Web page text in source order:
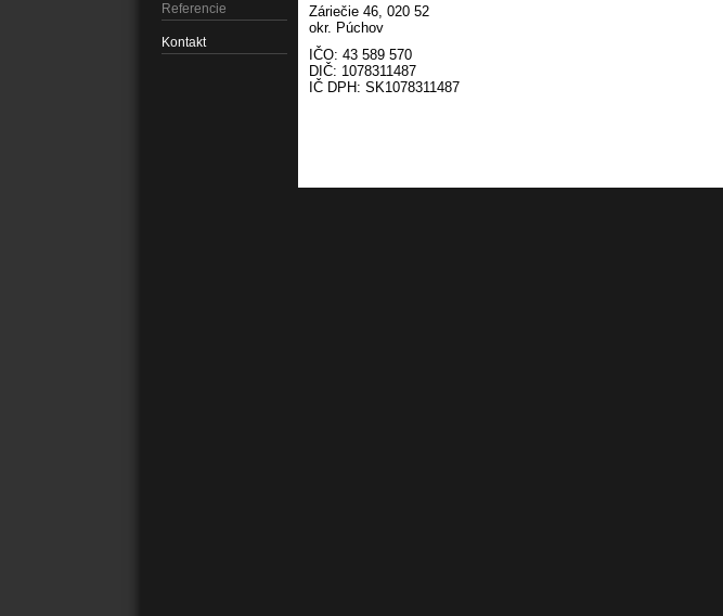
Referencie
Kontakt
Záriečie 46, 020 52
okr. Púchov
IČO: 43 589 570
DIČ: 1078311487
IČ DPH: SK1078311487